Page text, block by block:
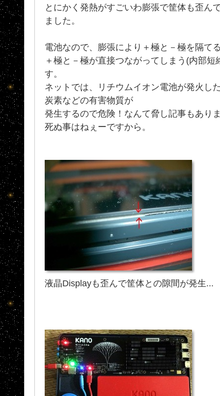
とにかく発熱がすごいわ膨張で筐体も歪ん
ました。
電池なので、膨張により＋極と－極を隔て
＋極と－極が直接つながってしまう(内部
す。
ネットでは、リチウムイオン電池が発火し
炭素などの有害物質が
発生するので危険！なんて脅し記事もあり
死ぬ事はねぇーですから。
液晶Displayも歪んで筐体との隙間が発生...